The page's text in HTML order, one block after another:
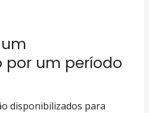
um período
disponibilizados para